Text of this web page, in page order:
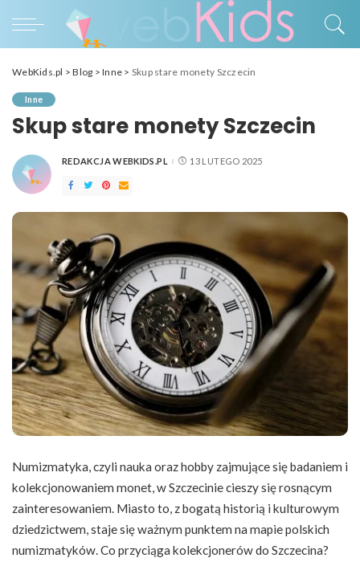
WebKids.pl >Blog >Inne > Skup stare monety Szczecin
Inne
Skup stare monety Szczecin
POSTED
REDAKCJA WEBKIDS.PL 13 LUTEGO 2025
Numizmatyka, czyli nauka oraz hobby zajmujące się badaniem i
kolekcjonowaniem monet, w Szczecinie cieszy się rosnącym
zainteresowaniem. Miasto to, z bogatą historią i kulturowym
dziedzictwem, staje się ważnym punktem na mapie polskich
numizmatyków. Co przyciąga kolekcjonerów do Szczecina?